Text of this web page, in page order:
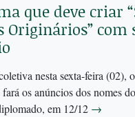
que deve criar
Originários”
nesta sexta-feira (02),
fará os anúncios dos nomes
em 12/12 →